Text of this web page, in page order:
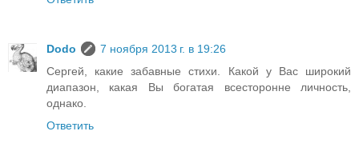
Dodo
7 ноября 2013 г. в 19:26
Сергей, какие забавные стихи. Какой у Вас широкий
диапазон, какая Вы богатая всесторонне личность,
однако.
Ответить